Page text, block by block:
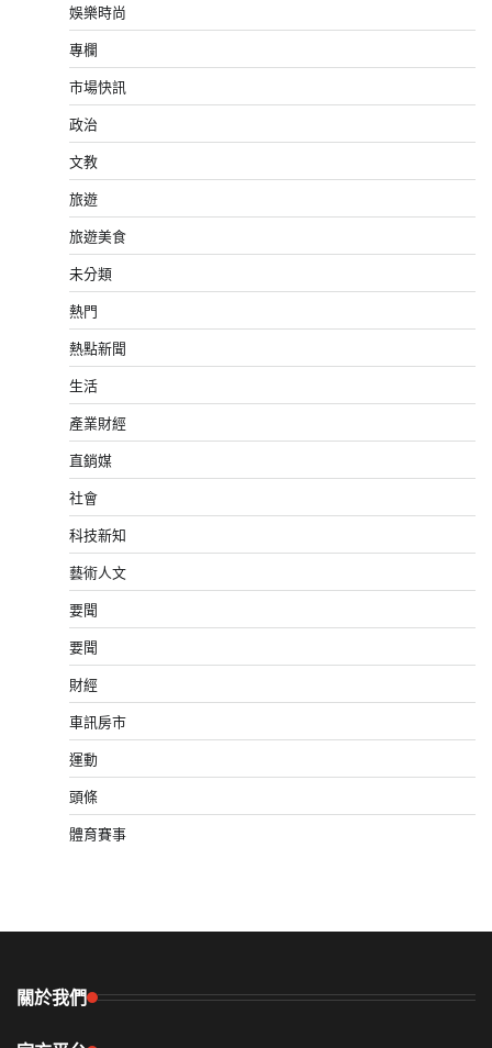
娛樂時尚
專欄
市場快訊
政治
文教
旅遊
旅遊美食
未分類
熱門
熱點新聞
生活
產業財經
直銷媒
社會
科技新知
藝術人文
要聞
要聞
財經
車訊房市
運動
頭條
體育賽事
關於我們